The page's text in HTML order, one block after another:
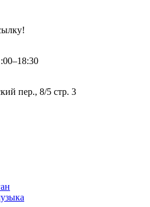
пер., 8/5 стр. 3